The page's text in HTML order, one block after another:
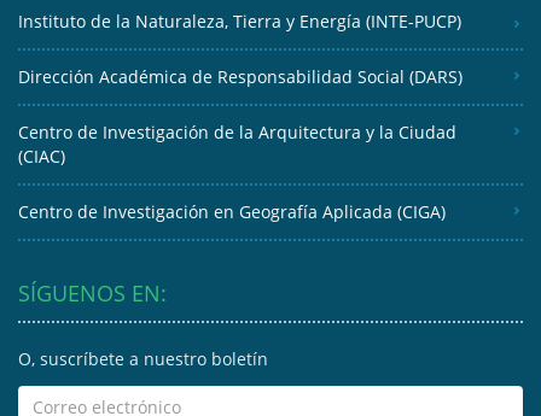
Instituto de la Naturaleza, Tierra y Energía (INTE-PUCP)
Dirección Académica de Responsabilidad Social (DARS)
Centro de Investigación de la Arquitectura y la Ciudad
(CIAC)
Centro de Investigación en Geografía Aplicada (CIGA)
SÍGUENOS EN:
O, suscríbete a nuestro boletín